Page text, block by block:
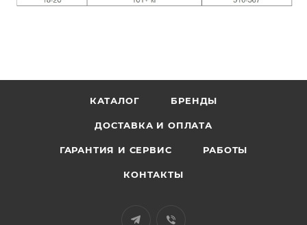
КАТАЛОГ БРЕНДЫ
ДОСТАВКА И ОПЛАТА
ГАРАНТИЯ И СЕРВИС РАБОТЫ
КОНТАКТЫ